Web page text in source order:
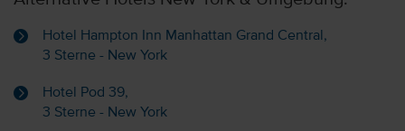
Hotel Hampton Inn Manhattan Grand Central,
3 Sterne - New York
Hotel Pod 39,
3 Sterne - New York